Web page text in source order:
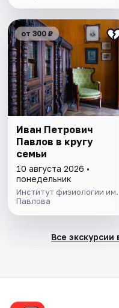
от 300 ₽
Иван Петрович
Павлов в кругу
семьи
10 августа 2026 •
понедельник
Институт физиологии им.
Павлова
Все